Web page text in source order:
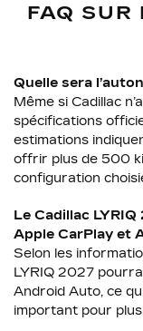
FAQ SUR
Quelle sera
Même si Cadillac
spécifications
estimations
offrir plus de 500
configuration
Le Cadillac
Apple CarPlay et
Selon les
LYRIQ 2027
Android Auto, ce
important pour